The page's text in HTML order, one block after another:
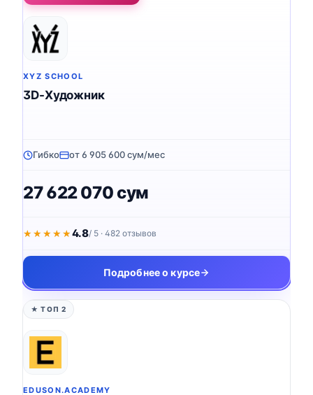
XYZ SCHOOL
3D-Художник
Гибко от 6 905 600 сум/мес
27 622 070 сум
★★★★★
★★★★★4.8/ 5 · 482 отзывов
Подробнее о курсе
★ ТОП 2
EDUSON.ACADEMY